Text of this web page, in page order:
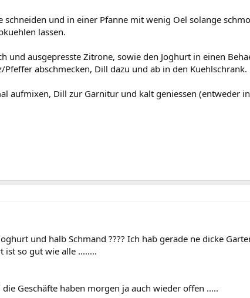
schneiden und in einer Pfanne mit wenig Oel solange
lassen.
und ausgepresste Zitrone, sowie den Joghurt in einen
abschmecken, Dill dazu und ab in den Kuehlschrank.
aufmixen, Dill zur Garnitur und kalt geniessen (entweder
und halb Schmand ???? Ich hab gerade ne dicke
ist so gut wie alle ........
Geschäfte haben morgen ja auch wieder offen .....